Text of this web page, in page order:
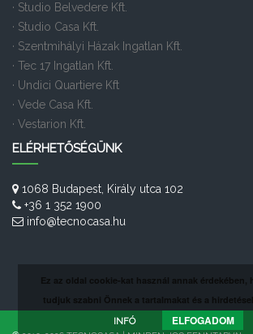
· Studio Belvedere Kft.
· Studio Casa Kft.
· Szentmihályi Házak Ingatlan Kft.
· Tec 17 Ingatlan Kft.
· Undici Quartiere Kft
· Vede Casa Kft.
· Vestarion Kft.
ELÉRHETŐSÉGÜNK
1068 Budapest, Király utca 102
+36 1 352 1900
info@tecnocasa.hu
Ez az oldal cookie-kat használ annak érdekében,
tudjuk szabni Önnek a tartalmakat és a
INFÓ
ELFOGADOM